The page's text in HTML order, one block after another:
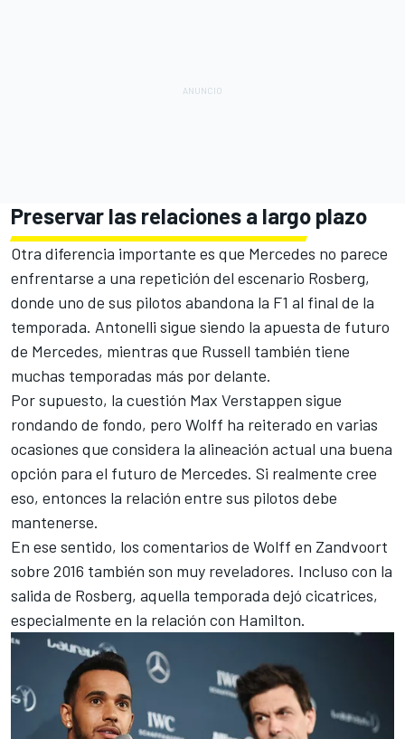
Preservar las relaciones a largo plazo
Otra diferencia importante es que Mercedes no parece
enfrentarse a una repetición del escenario Rosberg,
donde uno de sus pilotos abandona la F1 al final de la
temporada. Antonelli sigue siendo la apuesta de futuro
de Mercedes, mientras que Russell también tiene
muchas temporadas más por delante.
Por supuesto, la cuestión Max Verstappen sigue
rondando de fondo, pero Wolff ha reiterado en varias
ocasiones que considera la alineación actual una buena
opción para el futuro de Mercedes. Si realmente cree
eso, entonces la relación entre sus pilotos debe
mantenerse.
En ese sentido, los comentarios de Wolff en Zandvoort
sobre 2016 también son muy reveladores. Incluso con la
salida de Rosberg, aquella temporada dejó cicatrices,
especialmente en la relación con Hamilton.